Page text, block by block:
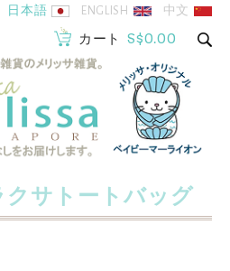
カート S$0.00
日本語 ENGLISH 中文
サトートバッグ